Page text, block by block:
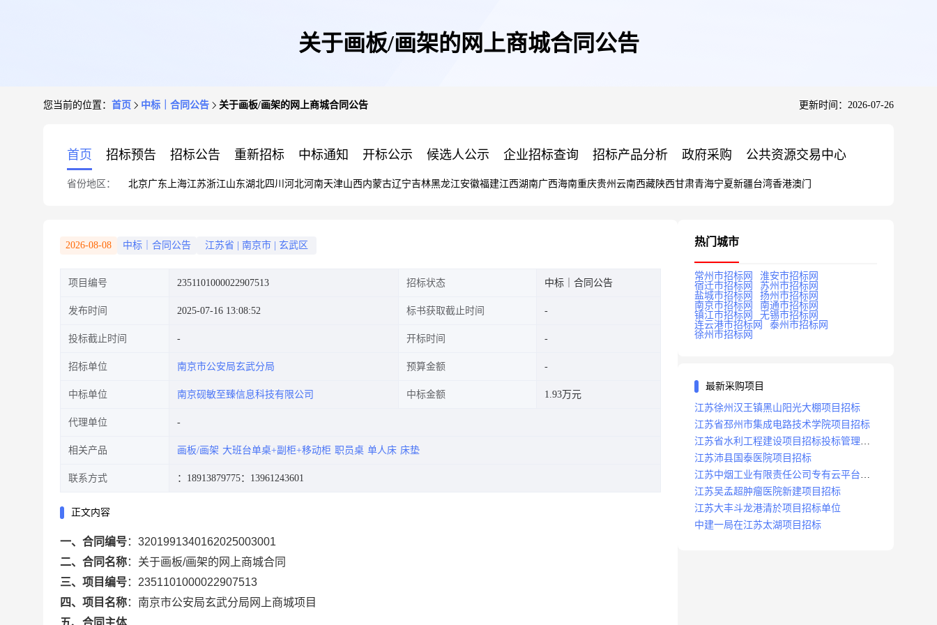
关于画板/画架的网上商城合同公告
您当前的位置： 首页 中标｜合同公告 关于画板/画架的网上商城合同公告 更新时间：2026-07-26
首页 招标预告 招标公告 重新招标 中标通知 开标公示 候选人公示 企业招标查询 招标产品分析 政府采购 公共资源交易中心
省份地区： 北京广东 上海江苏浙江山东湖北四川 河北河南天津山西内蒙古辽宁吉林黑龙江安徽福建江西湖南广西海南重庆贵州 云南西藏陕西甘肃青海宁夏新疆台湾香港澳门
2026-08-08 中标｜合同公告 江苏省 南京市 玄武区
项目编号 2351101000022907513 招标状态 中标｜合同公告
发布时间 2025-07-16 13:08:52 标书获取截止时间
投标截止时间 开标时间
招标单位 南京市公安局玄武分局 预算金额
中标单位 南京砚敏至臻信息科技有限公司 中标金额 1.93万元
代理单位
相关产品 画板/画架 大班台单桌+副柜+移动柜 职员桌 单人床 床垫
联系方式 ：18913879775：13961243601
正文内容
一、合同编号： 3201991340162025003001
二、合同名称： 关于画板/画架的网上商城合同
三、项目编号： 2351101000022907513
四、项目名称： 南京市公安局玄武分局网上商城项目
五、合同主体
热门城市
常州市招标网
淮安市招标网
宿迁市招标网
苏州市招标网
盐城市招标网
扬州市招标网
南京市招标网
南通市招标网
镇江市招标网
无锡市招标网
连云港市招标网
泰州市招标网
徐州市招标网
最新采购项目
江苏徐州汉王镇黑山阳光大棚项目招标
江苏省邳州市集成电路技术学院项目招标
江苏省水利工程建设项目招标投标管理办
法
江苏沛县国泰医院项目招标
江苏中烟工业有限责任公司专有云平台扩
容项目招标
江苏吴孟超肿瘤医院新建项目招标
江苏大丰斗龙港清於项目招标单位
中建一局在江苏太湖项目招标